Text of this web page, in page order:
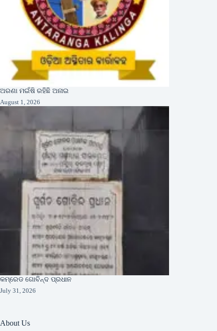
ଅରଣା ମଇଁଷି ରହିଛି ଅନାଇ
August 1, 2026
କମ୍ରେଡ ଗୋବିନ୍ଦ ପ୍ରଧାନ
July 31, 2026
About Us